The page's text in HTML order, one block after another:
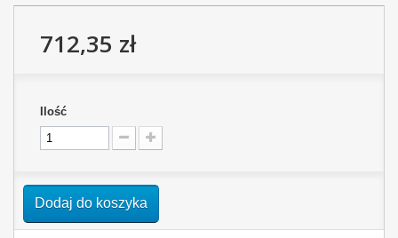
712,35 zł
Ilość
Dodaj do koszyka